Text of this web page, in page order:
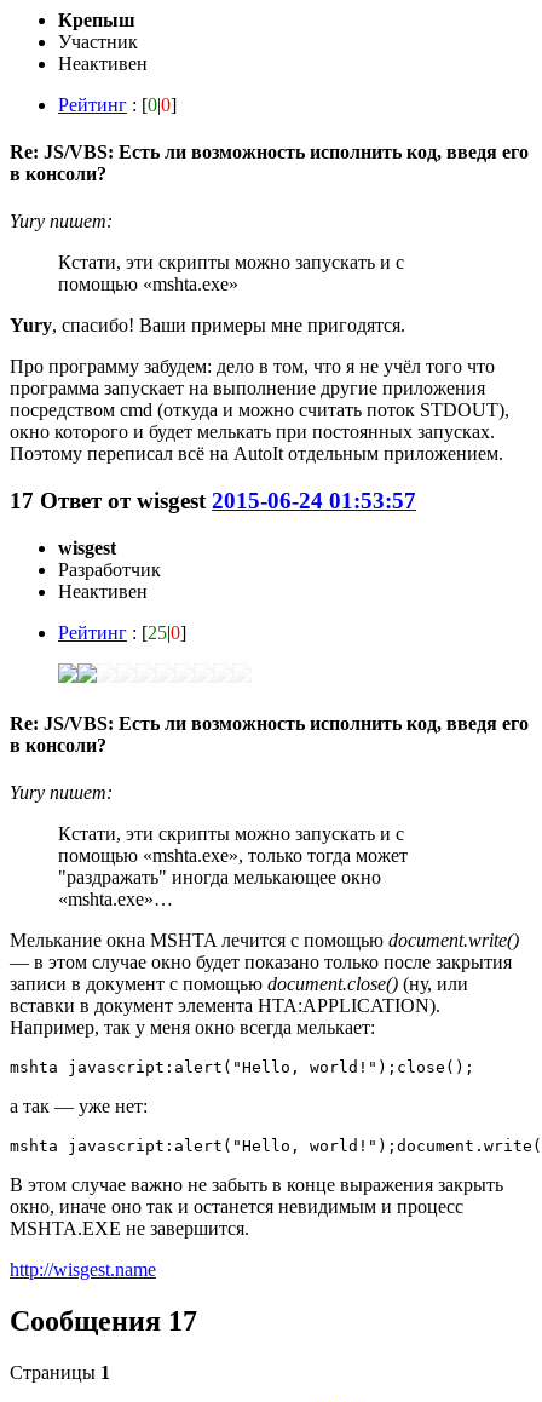
Крепыш
Участник
Неактивен
Рейтинг : [0|0]
Re: JS/VBS: Есть ли возможность исполнить код, введя его
в консоли?
Yury пишет:
Кстати, эти скрипты можно запускать и с
помощью «mshta.exe»
Yury, спасибо! Ваши примеры мне пригодятся.
Про программу забудем: дело в том, что я не учёл того что
программа запускает на выполнение другие приложения
посредством cmd (откуда и можно считать поток STDOUT),
окно которого и будет мелькать при постоянных запусках.
Поэтому переписал всё на AutoIt отдельным приложением.
17 Ответ отwisgest 2015-06-24 01:53:57
wisgest
Разработчик
Неактивен
Рейтинг : [25|0]
Re: JS/VBS: Есть ли возможность исполнить код, введя его
в консоли?
Yury пишет:
Кстати, эти скрипты можно запускать и с
помощью «mshta.exe», только тогда может
"раздражать" иногда мелькающее окно
«mshta.exe»…
Мелькание окна MSHTA лечится с помощью document.write()
— в этом случае окно будет показано только после закрытия
записи в документ с помощью document.close() (ну, или
вставки в документ элемента HTA:APPLICATION).
Например, так у меня окно всегда мелькает:
mshta javascript:alert("Hello, world!");close();
а так — уже нет:
mshta javascript:alert("Hello,
В этом случае важно не забыть в конце выражения закрыть
окно, иначе оно так и останется невидимым и процесс
MSHTA.EXE не завершится.
http://wisgest.name
Сообщения 17
Страницы 1